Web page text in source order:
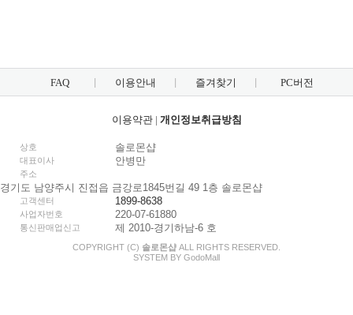
FAQ 이용안내 즐겨찾기 PC버전
이용약관| 개인정보취급방침
상호 솔로몬샵
대표이사 안병만
주소
경기도 남양주시 진접읍 금강로1845번길 49 1층 솔로몬샵
고객센터 1899-8638
사업자번호 220-07-61880
통신판매업신고 제 2010-경기하남-6 호
COPYRIGHT (C) 솔로몬샵 ALL RIGHTS RESERVED.
SYSTEM BY GodoMall